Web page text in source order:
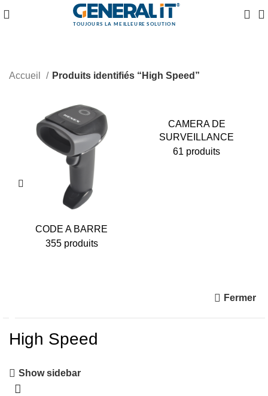
Accueil Produits identifiés “High Speed”
CODE A BARRE
355 produits
CAMERA DE
SURVEILLANCE
61 produits
Fermer
High Speed
Show sidebar